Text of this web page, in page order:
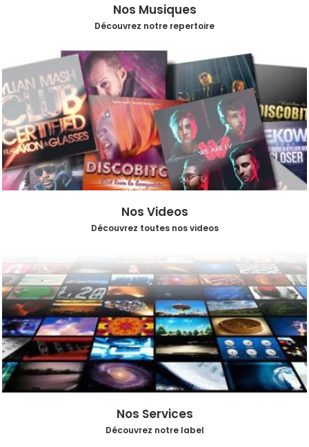
Nos Musiques
Découvrez notre repertoire
Nos Videos
Découvrez toutes nos videos
Nos Services
Découvrez notre label